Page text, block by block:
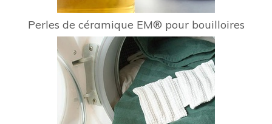
Perles de céramique EM® pour bouilloires